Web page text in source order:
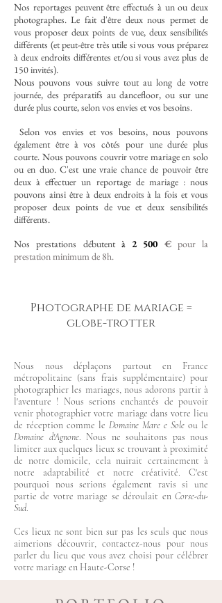
Nos reportages peuvent être effectués à un ou deux
photographes. Le fait d'être deux nous permet de
vous proposer deux points de vue, deux sensibilités
différents (et peut-être très utile si vous vous préparez
à deux endroits différentes et/ou si vous avez plus de
150 invités).
Nous pouvons vous suivre tout au long de votre
journée, des préparatifs au dancefloor, ou sur une
durée plus courte, selon vos envies et vos besoins.
Selon vos envies et vos besoins, nous pouvons
également être à vos côtés pour une durée plus
courte. Nous pouvons couvrir votre mariage en solo
ou en duo. C'est une vraie chance de pouvoir être
deux à effectuer un reportage de mariage : nous
pouvons ainsi être à deux endroits à la fois et vous
proposer deux points de vue et deux sensibilités
différents.
Nos prestations débutent à 2 500 €pour la
prestation minimum de 8h.
Photographe de mariage =
globe-trotter
Nous nous déplaçons partout en France
métropolitaine (sans frais supplémentaire) pour
photographier les mariages, nous adorons partir à
l'aventure ! Nous serions enchantés de pouvoir
venir photographier votre mariage dans votre lieu
de réception comme le Domaine Mare e Sole ou le
Domaine d'Agnone. Nous ne souhaitons pas nous
limiter aux quelques lieux se trouvant à proximité
de notre domicile, cela nuirait certainement à
notre adaptabilité et notre créativité. C'est
pourquoi nous serions également ravis si une
partie de votre mariage se déroulait en Corse-du-
Sud.
Ces lieux ne sont bien sur pas les seuls que nous
aimerions découvrir, contactez-nous pour nous
parler du lieu que vous avez choisi pour célébrer
votre mariage en Haute-Corse !